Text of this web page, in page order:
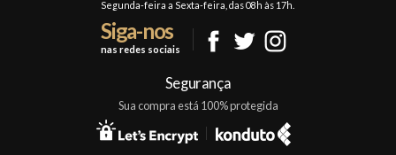
Segunda-feira a Sexta-feira, das 08h às 17h.
Siga-nos
nas redes sociais
Segurança
Sua compra está 100% protegida